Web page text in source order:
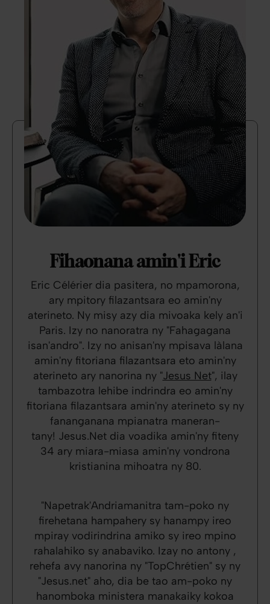
Fihaonana amin'i Eric
Eric Célérier dia pasitera, no mpamorona,
ary mpitory filazantsara eo amin'ny
aterineto. Ny misy azy dia mivoaka kely an'i
Paris. Izy no nanoratra ny "Fahagagana
isan'andro". Izy no anisan'ny mpisava làlana
amin'ny fitoriana filazantsara eto amin'ny
aterineto ary nanorina ny "Jesus Net", ilay
tambazotra lehibe indrindra eo amin'ny
fitoriana filazantsara amin'ny aterineto sy ny
fananganana mpianatra maneran-
tany! Jesus.Net dia voadika amin'ny fiteny
34 ary miara-miasa amin'ny vondrona
kristianina mihoatra ny 80.
"Napetrak'Andriamanitra tam-poko ny
firehetana hampahery sy hanampy ireo
mpiray vodirindrina amiko sy ireo mpino
rahalahiko sy anabaviko. Izay no antony ,
rehefa avy nanorina ny "TopChrétien" sy ny
"Jesus.net" aho, dia be tao am-poko ny
hanomboka ministera manakaiky kokoa